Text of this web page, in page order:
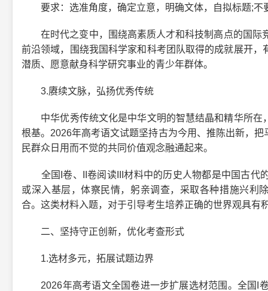
要求：选准角度，确定立意，明确文体，自拟标题;不
在时代之变中，围绕高素质人才和科技制高点的国际
前沿领域，围绕我国科学家和科考团队取得的成就展开
潜质、愿意献身科学研究事业的青少年群体。
3.赓续文脉，弘扬优秀传统
中华优秀传统文化是中华文明的智慧结晶和精华所在
根基。2026年高考语文试题坚持古为今用、推陈出新，
民群众日用而不觉的共同价值观念融通起来。
全国I卷、II卷阅读III材料中的历史人物都是中国古代
或深入基层，体察民情，躬亲调查，采取各种措施兴利
合。这类材料入题，对于引导考生培养正确的世界观具有
二、坚持守正创新，优化考查形式
1.选材多元，拓展试题边界
2026年高考语文全国卷进一步扩展选材范围。全国I卷